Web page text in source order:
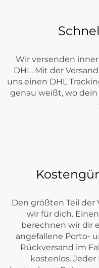
Wir versenden
DHL. Mit der
uns einen DHL
genau weißt, wo
Den größten Teil
wir für dich.
berechnen wir dir
angefallene Porto-
Rückversand im
kostenlos.